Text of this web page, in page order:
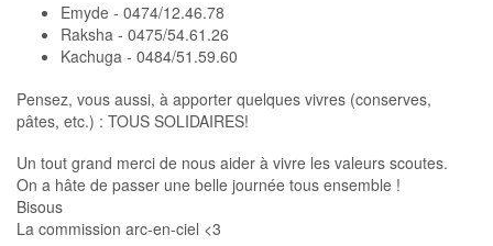
Emyde - 0474/12.46.78
Raksha - 0475/54.61.26
Kachuga - 0484/51.59.60
Pensez, vous aussi, à apporter quelques vivres (conserves,
pâtes, etc.) : TOUS SOLIDAIRES!
Un tout grand merci de nous aider à vivre les valeurs scoutes.
On a hâte de passer une belle journée tous ensemble !
Bisous
La commission arc-en-ciel <3